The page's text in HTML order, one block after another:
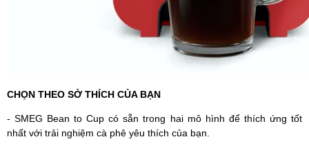
CHỌN THEO SỞ THÍCH CỦA BẠN
- SMEG Bean to Cup có sẵn trong hai mô hình để thích ứng tốt
nhất với trải nghiệm cà phê yêu thích của bạn.